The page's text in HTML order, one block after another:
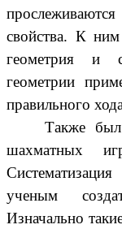
свойства. К ним
геометрия и
геометрии
правильного
Также
шахматных
ученым
Изначально